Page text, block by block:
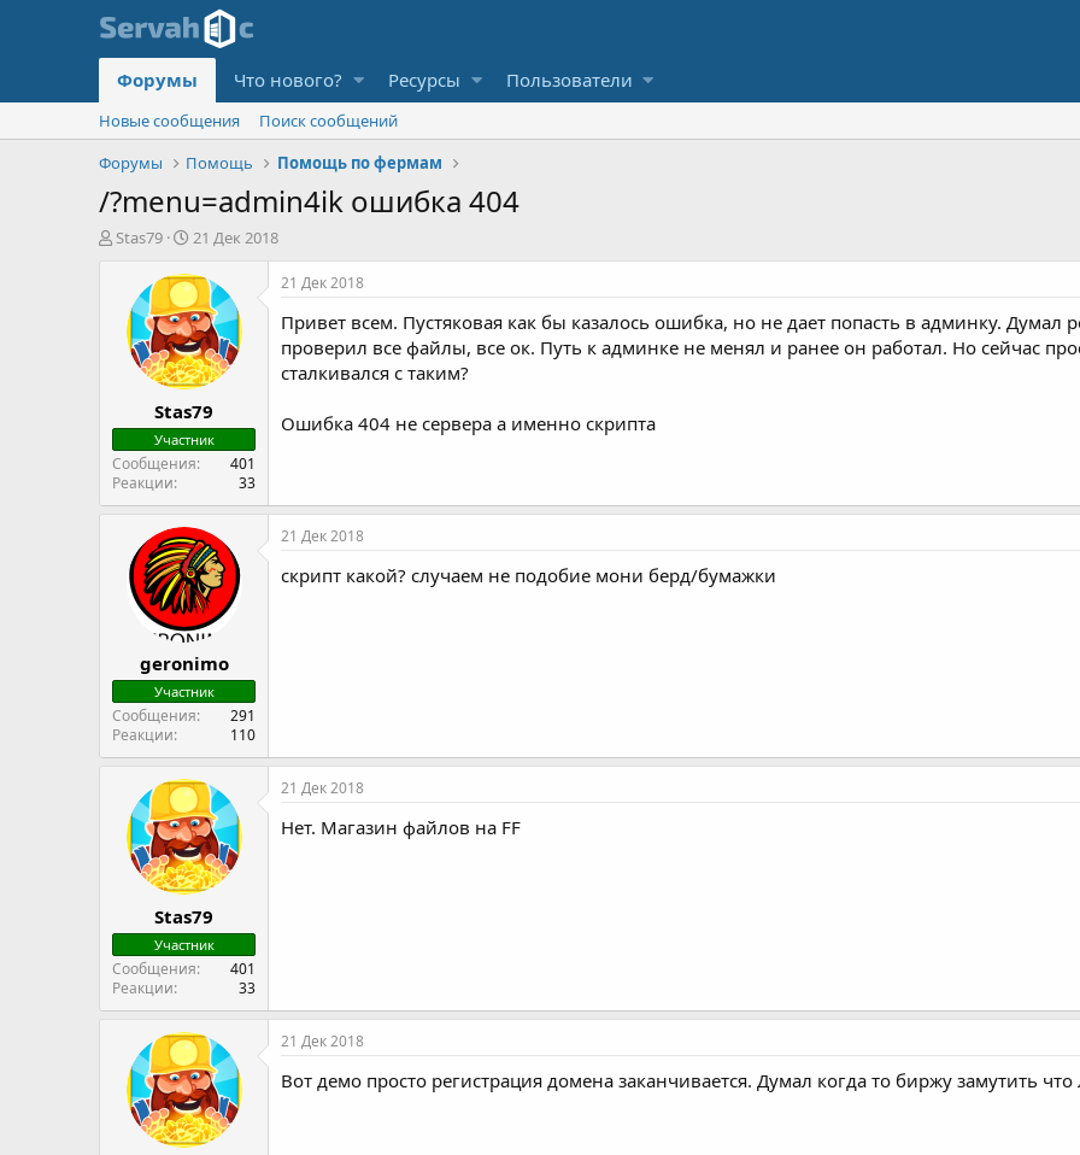
Форумы Что нового? Ресурсы Пользователи
Новые сообщения
Поиск сообщений
Форумы
Помощь Помощь по фермам
/?menu=admin4ik ошибка 404
А
Stas79
Д
т
а
н
а
ч
а
л
а
21 Дек 2018
Stas79
Участник
Сообщения
401
Реакции
33
21 Дек 2018
Привет всем. Пустяковая как бы казалось ошибка, но не дает попасть в админку.
проверил все файлы, все ок. Путь к админке не менял и ранее он работал. Но сейчас
сталкивался с таким?
Ошибка 404 не сервера а именно скрипта
geronimo
Участник
Сообщения
291
Реакции
110
21 Дек 2018
скрипт какой? случаем не подобие мони берд/бумажки
Stas79
Участник
Сообщения
401
Реакции
33
21 Дек 2018
Нет. Магазин файлов на FF
21 Дек 2018
Вот демо просто регистрация домена заканчивается. Думал когда то биржу замутить